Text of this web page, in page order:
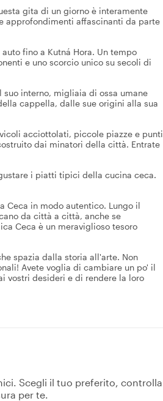
gita di un giorno è interamente
approfondimenti affascinanti da parte
fino a Kutná Hora. Un tempo
e uno scorcio unico su secoli di
interno, migliaia di ossa umane
cappella, dalle sue origini alla sua
acciottolati, piccole piazze e punti
dai minatori della città. Entrate
i piatti tipici della cucina ceca.
Ceca in modo autentico. Lungo il
da città a città, anche se
Ceca è un meraviglioso tesoro
spazia dalla storia all'arte. Non
Avete voglia di cambiare un po' il
vostri desideri e di rendere la loro
Scegli il tuo preferito, controlla
per te.